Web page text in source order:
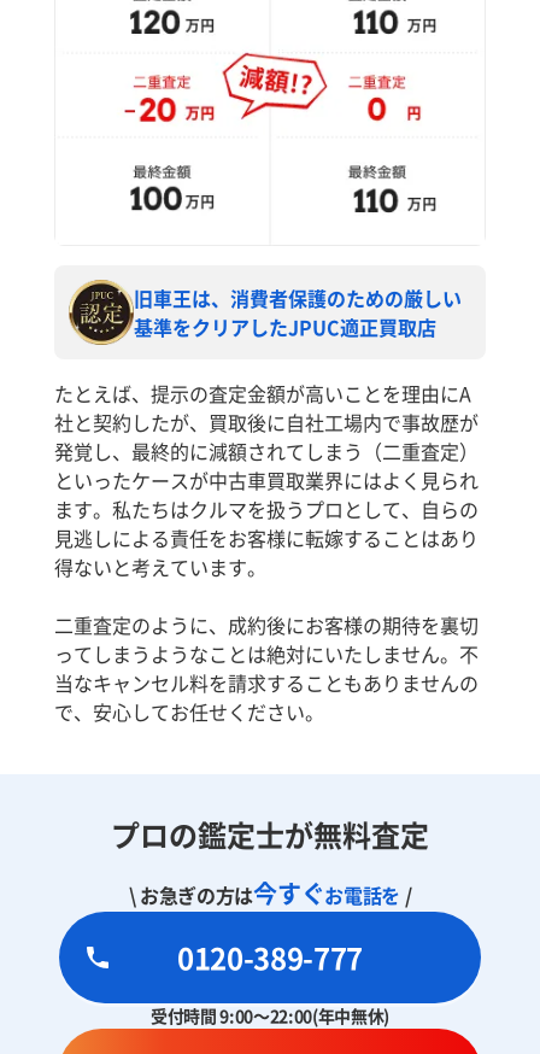
旧車王は、消費者保護のための厳しい
基準をクリアしたJPUC適正買取店
たとえば、提示の査定金額が高いことを理由にA
社と契約したが、買取後に自社工場内で事故歴が
発覚し、最終的に減額されてしまう（二重査定）
といったケースが中古車買取業界にはよく見られ
ます。私たちはクルマを扱うプロとして、自らの
見逃しによる責任をお客様に転嫁することはあり
得ないと考えています。
二重査定のように、成約後にお客様の期待を裏切
ってしまうようなことは絶対にいたしません。不
当なキャンセル料を請求することもありませんの
で、安心してお任せください。
プロの鑑定士が無料査定
\ お急ぎの方は今すぐお電話を /
0120-389-777
受付時間 9:00～22:00(年中無休)